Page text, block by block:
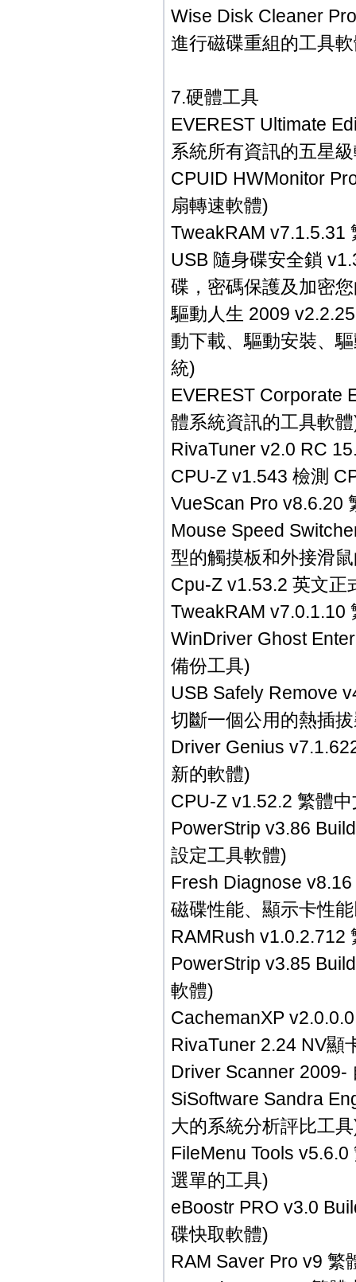
Wise Disk Cleaner
進行磁碟重組的工具
7.硬體工具
EVEREST Ultimate
系統所有資訊的五星
CPUID HWMonitor
扇轉速軟體)
TweakRAM v7.1.5.31
USB 隨身碟安全鎖
碟，密碼保護及加密
驅動人生 2009
動下載、驅動安裝、
統)
EVEREST Corporate
體系統資訊的工具軟
RivaTuner v2.0 RC
CPU-Z v1.543 檢測
VueScan Pro v8.6.20
Mouse Speed
型的觸摸板和外接滑
Cpu-Z v1.53.2 英文正
TweakRAM v7.0.1.10
WinDriver Ghost
備份工具)
USB Safely Remove
切斷一個公用的熱插
Driver Genius
新的軟體)
CPU-Z v1.52.2 繁體
PowerStrip v3.86
設定工具軟體)
Fresh Diagnose
磁碟性能、顯示卡性
RAMRush v1.0.2.712
PowerStrip v3.85
軟體)
CachemanXP
RivaTuner 2.24 NV顯
Driver Scanner 2009-
SiSoftware Sandra
大的系統分析評比工
FileMenu Tools
選單的工具)
eBoostr PRO v3.0
碟快取軟體)
RAM Saver Pro v9 繁